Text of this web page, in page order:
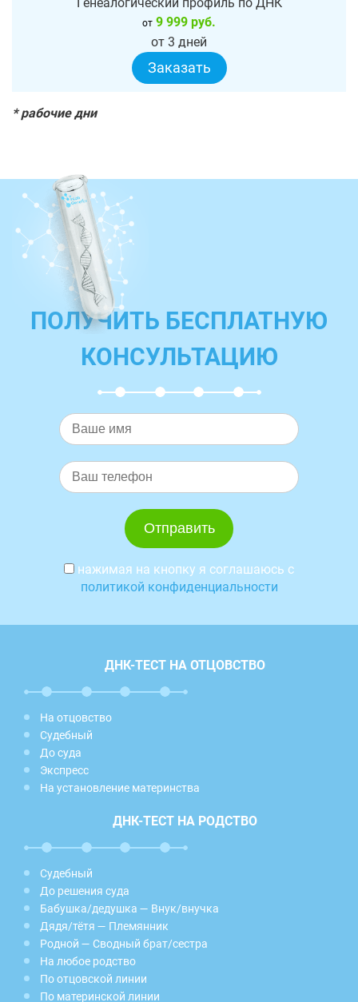
от 9 999 руб.
от 3 дней
Заказать
* рабочие дни
ПОЛУЧИТЬ БЕСПЛАТНУЮ
КОНСУЛЬТАЦИЮ
нажимая на кнопку я соглашаюсь с
политикой конфиденциальности
ДНК-ТЕСТ НА ОТЦОВСТВО
На отцовство
Судебный
До суда
Экспресс
На установление материнства
ДНК-ТЕСТ НА РОДСТВО
Судебный
До решения суда
Бабушка/дедушка — Внук/внучка
Дядя/тётя — Племянник
Родной — Сводный брат/сестра
На любое родство
По отцовской линии
По материнской линии